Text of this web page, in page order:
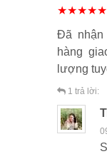
★★★★★
Đã nhận
hàng
lượng
1 trả lời: